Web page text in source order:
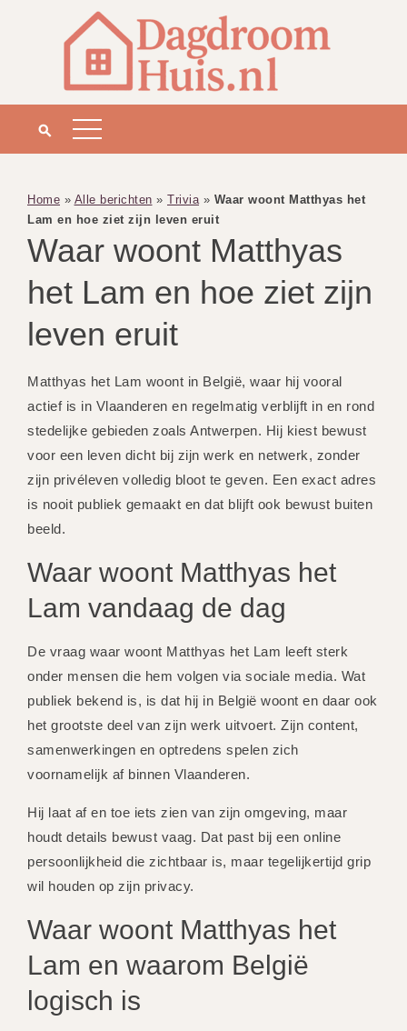
Home » Alle berichten » Trivia» Waar woont Matthyas het
Lam en hoe ziet zijn leven eruit
Waar woont Matthyas
het Lam en hoe ziet zijn
leven eruit
Matthyas het Lam woont in België, waar hij vooral
actief is in Vlaanderen en regelmatig verblijft in en rond
stedelijke gebieden zoals Antwerpen. Hij kiest bewust
voor een leven dicht bij zijn werk en netwerk, zonder
zijn privéleven volledig bloot te geven. Een exact adres
is nooit publiek gemaakt en dat blijft ook bewust buiten
beeld.
Waar woont Matthyas het
Lam vandaag de dag
De vraag waar woont Matthyas het Lam leeft sterk
onder mensen die hem volgen via sociale media. Wat
publiek bekend is, is dat hij in België woont en daar ook
het grootste deel van zijn werk uitvoert. Zijn content,
samenwerkingen en optredens spelen zich
voornamelijk af binnen Vlaanderen.
Hij laat af en toe iets zien van zijn omgeving, maar
houdt details bewust vaag. Dat past bij een online
persoonlijkheid die zichtbaar is, maar tegelijkertijd grip
wil houden op zijn privacy.
Waar woont Matthyas het
Lam en waarom België
logisch is